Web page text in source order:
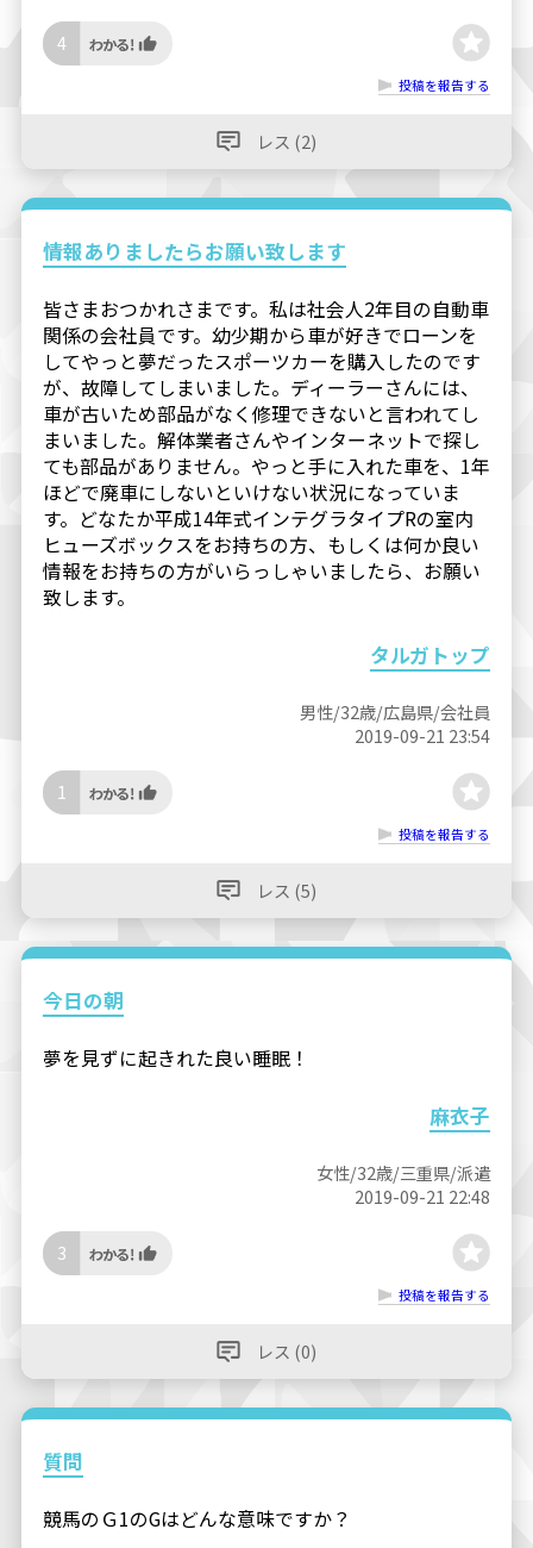
4
投稿を報告する
レス (2)
情報ありましたらお願い致します
皆さまおつかれさまです。私は社会人2年目の自動車
関係の会社員です。幼少期から車が好きでローンを
してやっと夢だったスポーツカーを購入したのです
が、故障してしまいました。ディーラーさんには、
車が古いため部品がなく修理できないと言われてし
まいました。解体業者さんやインターネットで探し
ても部品がありません。やっと手に入れた車を、1年
ほどで廃車にしないといけない状況になっていま
す。どなたか平成14年式インテグラタイプRの室内
ヒューズボックスをお持ちの方、もしくは何か良い
情報をお持ちの方がいらっしゃいましたら、お願い
致します。
タルガトップ
男性/32歳/広島県/会社員
2019-09-21 23:54
1
投稿を報告する
レス (5)
今日の朝
夢を見ずに起きれた良い睡眠！
麻衣子
女性/32歳/三重県/派遣
2019-09-21 22:48
3
投稿を報告する
レス (0)
質問
競馬のＧ1のGはどんな意味ですか？